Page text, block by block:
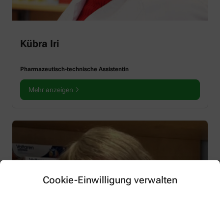
Cookie-Einwilligung verwalten
Kübra Iri
Pharmazeutisch-technische Assistentin
Mehr anzeigen